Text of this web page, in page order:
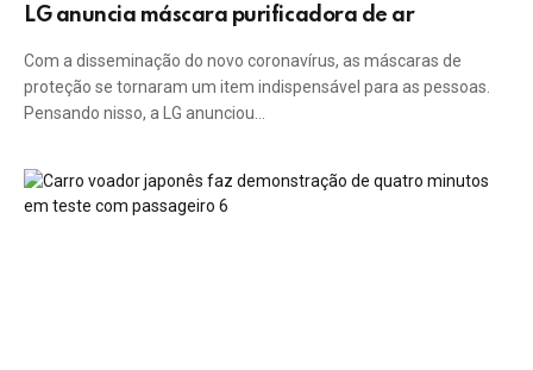
LG anuncia máscara purificadora de ar
Com a disseminação do novo coronavírus, as máscaras de
proteção se tornaram um item indispensável para as pessoas.
Pensando nisso, a LG anunciou…